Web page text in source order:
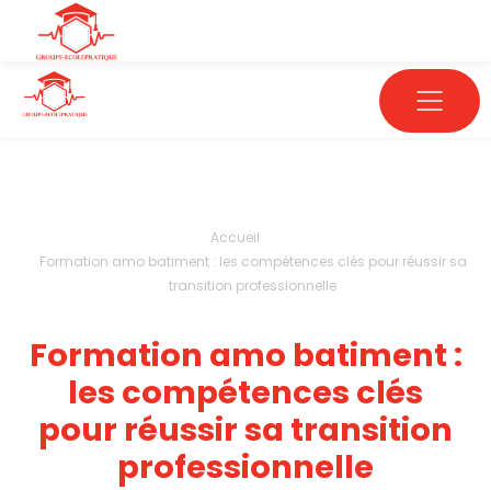
Accueil
Formation amo batiment : les compétences clés pour réussir sa
transition professionnelle
Formation amo batiment :
les compétences clés
pour réussir sa transition
professionnelle